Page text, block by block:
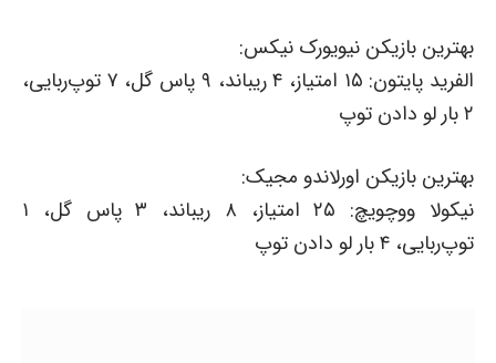
بهترین بازیکن نیویورک نیکس:
الفرید پایتون: ۱۵ امتیاز، ۴ ریباند، ۹ پاس گل، ۷ توپ‌ربایی،
۲ بار لو دادن توپ
بهترین بازیکن اورلاندو مجیک:
نیکولا ووچویچ: ۲۵ امتیاز، ۸ ریباند، ۳ پاس گل، ۱
توپ‌ربایی، ۴ بار لو دادن توپ